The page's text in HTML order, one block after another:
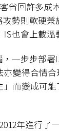
省回許多
勢則軟硬
也會上載
一步步部
變得合情
而變成可
年進行